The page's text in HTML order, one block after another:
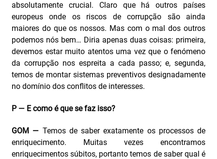
absolutamente crucial. Claro que há outros países
europeus onde os riscos de corrupção são ainda
maiores do que os nossos. Mas com o mal dos outros
podemos nós bem… Diria apenas duas coisas: primeira,
devemos estar muito atentos uma vez que o fenómeno
da corrupção nos espreita a cada passo; e, segunda,
temos de montar sistemas preventivos designadamente
no domínio dos conflitos de interesses.
P — E como é que se faz isso?
GOM — Temos de saber exatamente os processos de
enriquecimento. Muitas vezes encontramos
enriquecimentos súbitos, portanto temos de saber qual é